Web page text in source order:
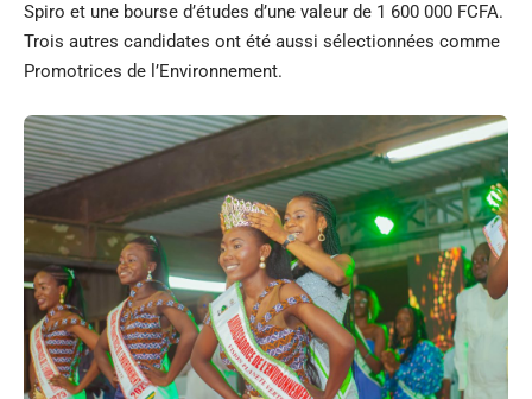
Spiro et une bourse d’études d’une valeur de 1 600 000 FCFA.
Trois autres candidates ont été aussi sélectionnées comme
Promotrices de l’Environnement.